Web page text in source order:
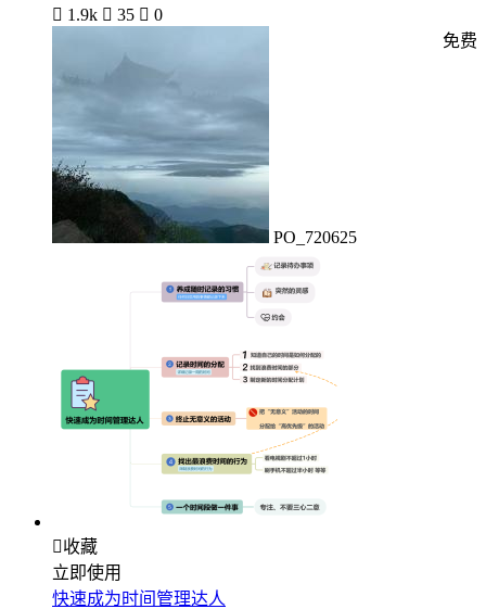
 1.9k  35  0
PO_720625
免费
收藏
立即使用
快速成为时间管理达人